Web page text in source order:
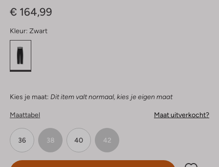
€ 164,99
Kleur: Zwart
Kies je maat: Dit item valt normaal, kies je eigen maat
Maattabel Maat uitverkocht?
36 38 40 42